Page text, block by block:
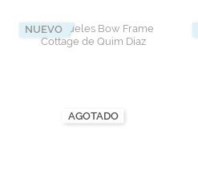
Próximamente
MarcasAGOTADO
NUEVO